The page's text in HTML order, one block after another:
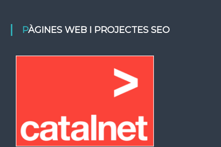
PÀGINES WEB I PROJECTES SEO